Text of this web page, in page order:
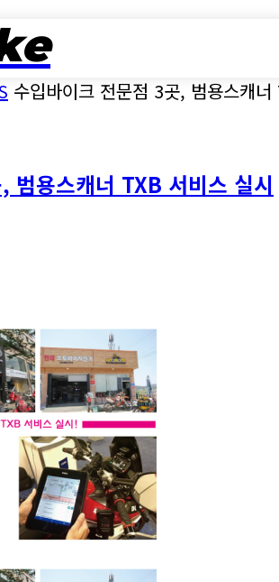
수입바이크 전문점 3곳, 범용스캐
범용스캐너 TXB 서비스 실시